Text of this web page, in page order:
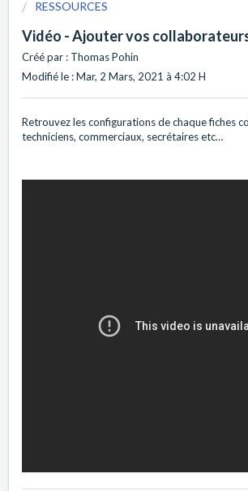
RESSOURCES
Vidéo - Ajouter vos
Créé par : Thomas Pohin
Modifié le : Mar, 2 Mars, 2021 à 4:02 H
Retrouvez les configurations de chaque fiches
techniciens, commerciaux, secrétaires etc…